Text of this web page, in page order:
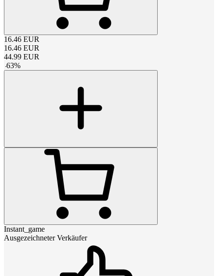
16.46 EUR
16.46 EUR
44.99 EUR
-63%
Instant_game
Ausgezeichneter Verkäufer